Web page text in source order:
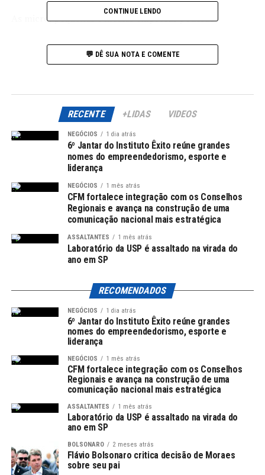
As micro, pequenas e médias empresas poderão
exterior, práticas sustentáveis e, principalmente,
projetos voltados para a energia renovável. O suporte
Biocombustíveis
Sistemas de energia solar
Tecnologias eólicas
Soluções de biomassa
Essa abordagem se alinha com a crescente demanda por
soluções energéticas sustentáveis e com o compromisso
O Programa Garantia de Finanças
O programa que possibilita essas oportunidades é
conhecido comoGarantia de Finanças Comerciais
(TFG, na sigla em inglês), administrado pela MIGA. O
foco do TFG é oferecer garantias que minimizem o risco
de inadimplência, incentivando assim instituições
financeiras globais a disponibilizar crédito ao Banco do
Brasil, com condições mais favoráveis. Isso representa
uma inovação significativa no apoio a empresas de
menor porte que, historicamente, enfrentam
dificuldades para acessar financiamento.
Leia Também: Exportações
CONTINUE LENDO
💬 DÊ SUA NOTA E COMENTE
RECENTE +LIDAS VIDEOS
NEGÓCIOS 1 dia atrás
6º Jantar do Instituto Êxito reúne grandes
nomes do empreendedorismo, esporte e
liderança
NEGÓCIOS 1 mês atrás
CFM fortalece integração com os Conselhos
Regionais e avança na construção de uma
comunicação nacional mais estratégica
ASSALTANTES 1 mês atrás
Laboratório da USP é assaltado na virada do
ano em SP
RECOMENDADOS
NEGÓCIOS 1 dia atrás
6º Jantar do Instituto Êxito reúne grandes
nomes do empreendedorismo, esporte e
liderança
NEGÓCIOS 1 mês atrás
CFM fortalece integração com os Conselhos
Regionais e avança na construção de uma
comunicação nacional mais estratégica
ASSALTANTES 1 mês atrás
Laboratório da USP é assaltado na virada do
ano em SP
BOLSONARO 2 meses atrás
Flávio Bolsonaro critica decisão de Moraes
sobre seu pai